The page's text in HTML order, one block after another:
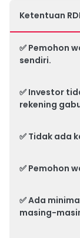
Ketentuan
✅ Pemohon
sendiri.
✅ Investor
rekening
✅ Tidak ada
✅ Pemohon
✅ Ada
masing-